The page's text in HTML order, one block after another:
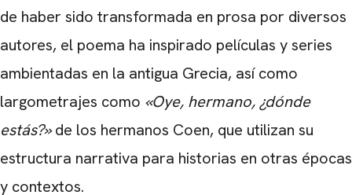
de haber sido transformada en prosa por diversos
autores, el poema ha inspirado películas y series
ambientadas en la antigua Grecia, así como
largometrajes como «Oye, hermano, ¿dónde
estás?»de los hermanos Coen, que utilizan su
estructura narrativa para historias en otras épocas
y contextos.